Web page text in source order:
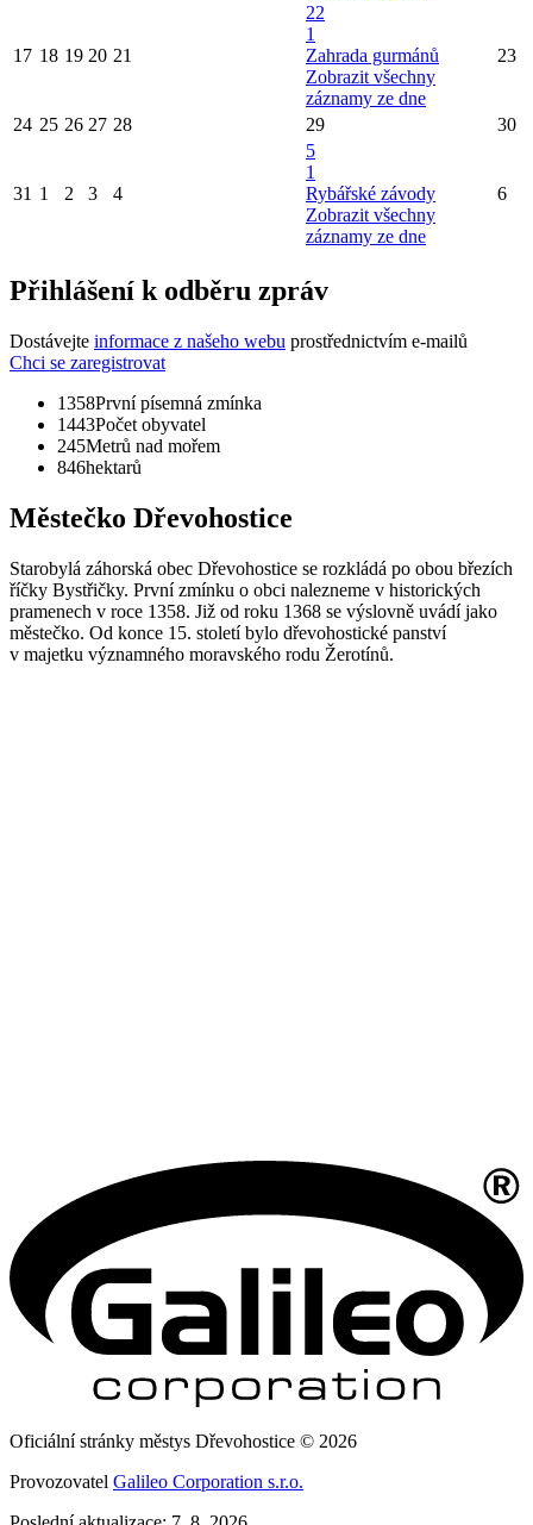
17 18 19 20 21
22
1
Zahrada gurmánů
Zobrazit všechny
záznamy ze dne
23
24 25 26 27 28 29 30
31 1 2 3 4
5
1
Rybářské závody
Zobrazit všechny
záznamy ze dne
6
Přihlášení k odběru zpráv
Dostávejte informace z našeho webu prostřednictvím e-mailů
Chci se zaregistrovat
1358První písemná zmínka
1443Počet obyvatel
245Metrů nad mořem
846hektarů
Městečko Dřevohostice
Starobylá záhorská obec Dřevohostice se rozkládá po obou březích
říčky Bystřičky. První zmínku o obci nalezneme v historických
pramenech v roce 1358. Již od roku 1368 se výslovně uvádí jako
městečko. Od konce 15. století bylo dřevohostické panství
v majetku významného moravského rodu Žerotínů.
Oficiální stránky městys Dřevohostice © 2026
Provozovatel Galileo Corporation s.r.o.